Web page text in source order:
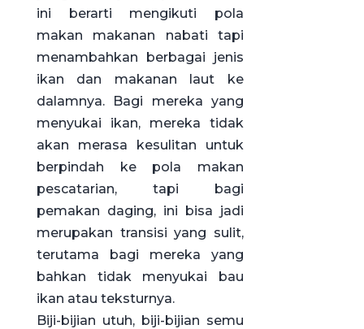
ini berarti mengikuti pola
makan makanan nabati tapi
menambahkan berbagai jenis
ikan dan makanan laut ke
dalamnya. Bagi mereka yang
menyukai ikan, mereka tidak
akan merasa kesulitan untuk
berpindah ke pola makan
pescatarian, tapi bagi
pemakan daging, ini bisa jadi
merupakan transisi yang sulit,
terutama bagi mereka yang
bahkan tidak menyukai bau
ikan atau teksturnya.
Biji-bijian utuh, biji-bijian semu